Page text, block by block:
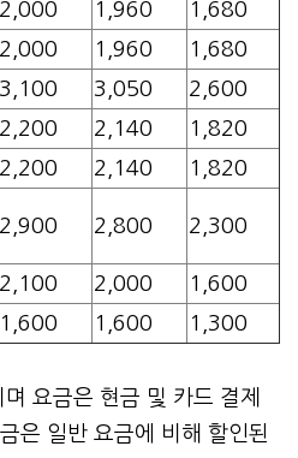
2,000 1,960
1,680
2,000 1,960
1,680
3,100 3,050
2,600
2,200 2,140
1,820
2,200 2,140
1,820
2,900 2,800 2,300
2,100 2,000
1,600
1,600 1,600 1,300
요금은 현금 및 카드 결제
은 일반 요금에 비해 할인된